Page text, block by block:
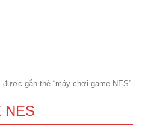
được gắn thẻ “máy chơi game NES”
NES